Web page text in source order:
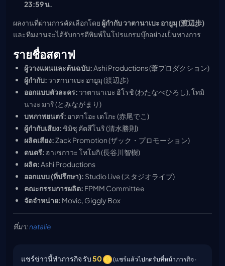
23:59 น.
ผลงานที่ผ่านการคัดเลือกโดย ผู้กำกับ วาตานาเบะ อายูมุ (渡辺歩)
และทีมงานจะได้รับการตีพิมพ์ในโปรแกรมบุ๊กอย่างเป็นทางการ
รายชื่อสตาฟ
ผู้วางแผนและต้นฉบับ:Ashi Productions (葦プロダクション)
ผู้กำกับ: วาตานาเบะ อายูมุ (渡辺歩)
ออกแบบตัวละคร: วาตานาเบะ ฮิโรชิ (わたなべひろし), โทมิ
นางะ มาริ (とみながまり)
บทภาพยนตร์: อาคาโอะ เดโกะ (赤尾でこ)
ผู้กำกับเสียง: ชิมิซุ คัตสึโนริ (清水勝則)
ผลิตเสียง:Zack Promotion (ザック・プロモーション)
ดนตรี: ฮาเซกาวะ โทโมกิ (長谷川智樹)
ผลิต:Ashi Productions
ออกแบบ (ที่ปรึกษา): Studio Live (スタジオライブ)
คณะกรรมการผลิต: FPMM Committee
จัดจำหน่าย: Movic, Giggly Box
ที่มา:natalie
แชร์ข่าวนี้ทำภารกิจ รับ50 (แชร์แล้วไปกดรับที่หน้าภารกิจ ·